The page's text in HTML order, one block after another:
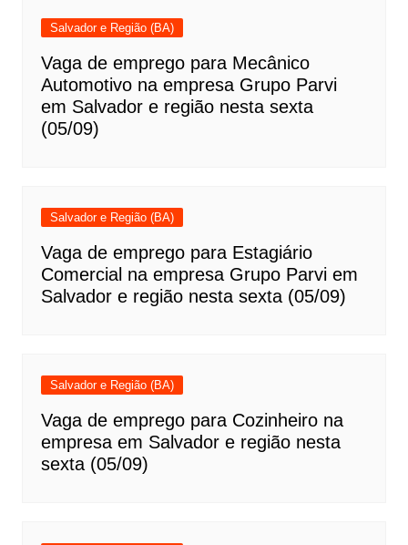
Salvador e Região (BA)
Vaga de emprego para Mecânico
Automotivo na empresa Grupo Parvi
em Salvador e região nesta sexta
(05/09)
Salvador e Região (BA)
Vaga de emprego para Estagiário
Comercial na empresa Grupo Parvi em
Salvador e região nesta sexta (05/09)
Salvador e Região (BA)
Vaga de emprego para Cozinheiro na
empresa em Salvador e região nesta
sexta (05/09)